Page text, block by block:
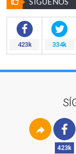
423k 334k
423k